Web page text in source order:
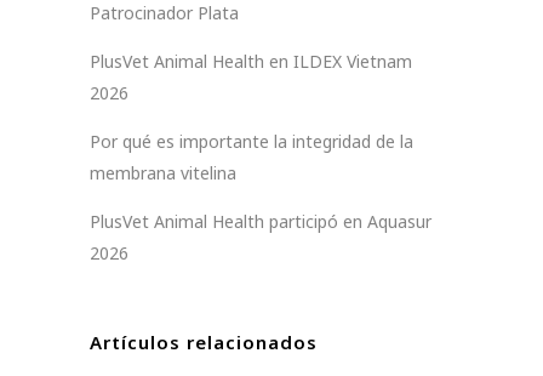
Patrocinador Plata
PlusVet Animal Health en ILDEX Vietnam
2026
Por qué es importante la integridad de la
membrana vitelina
PlusVet Animal Health participó en Aquasur
2026
Artículos relacionados